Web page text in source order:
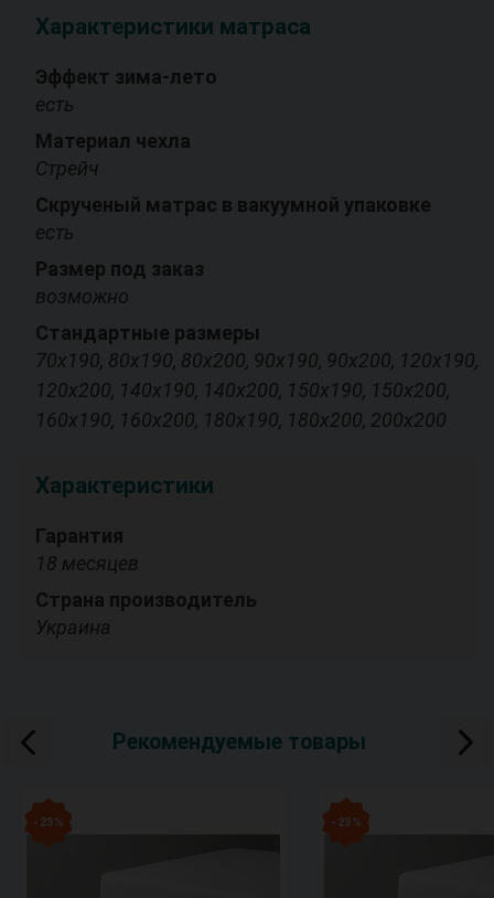
Характеристики матраса
Эффект зима-лето
есть
Материал чехла
Стрейч
Скрученый матрас в вакуумной упаковке
есть
Размер под заказ
возможно
Стандартные размеры
70х190, 80х190, 80х200, 90х190, 90х200, 120х190,
120х200, 140х190, 140х200, 150х190, 150х200,
160х190, 160х200, 180х190, 180х200, 200х200
Характеристики
Гарантия
18 месяцев
Страна производитель
Украина
Рекомендуемые товары
- 23 % - 23 %